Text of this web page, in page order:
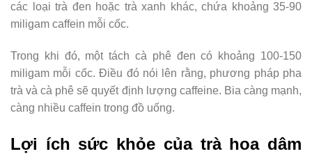
các loại trà đen hoặc trà xanh khác, chứa khoảng 35-90
miligam caffein mỗi cốc.
Trong khi đó, một tách cà phê đen có khoảng 100-150
miligam mỗi cốc. Điều đó nói lên rằng, phương pháp pha
trà và cà phê sẽ quyết định lượng caffeine. Bia càng mạnh,
càng nhiều caffein trong đồ uống.
Lợi ích sức khỏe của trà hoa dâm